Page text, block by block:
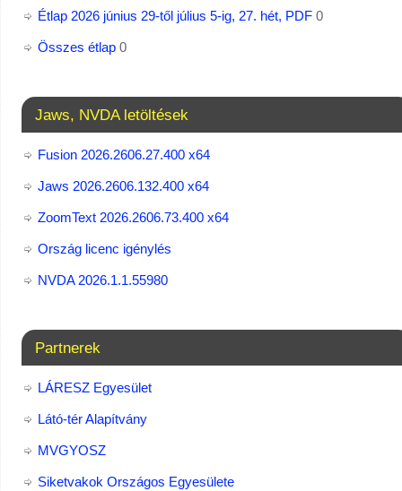
Étlap 2026 június 29-től július 5-ig, 27. hét, PDF0
Összes étlap0
Jaws, NVDA letöltések
Fusion 2026.2606.27.400 x64
Jaws 2026.2606.132.400 x64
ZoomText 2026.2606.73.400​ x64
Ország licenc igénylés
NVDA 2026.1.1.55980
Partnerek
LÁRESZ Egyesület
Látó-tér Alapítvány
MVGYOSZ
Siketvakok Országos Egyesülete